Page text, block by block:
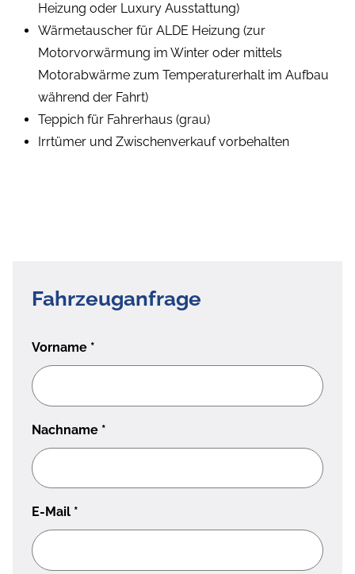
Heizung oder Luxury Ausstattung)
Wärmetauscher für ALDE Heizung (zur
Motorvorwärmung im Winter oder mittels
Motorabwärme zum Temperaturerhalt im Aufbau
während der Fahrt)
Teppich für Fahrerhaus (grau)
Irrtümer und Zwischenverkauf vorbehalten
Fahrzeuganfrage
Vorname *
Nachname *
E-Mail *